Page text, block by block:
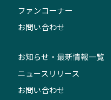
ファンコーナー
お問い合わせ
お知らせ・最新情報一覧
ニュースリリース
お問い合わせ